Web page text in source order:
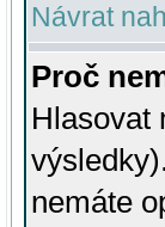
Návrat
Proč
Hlasovat
nemáte